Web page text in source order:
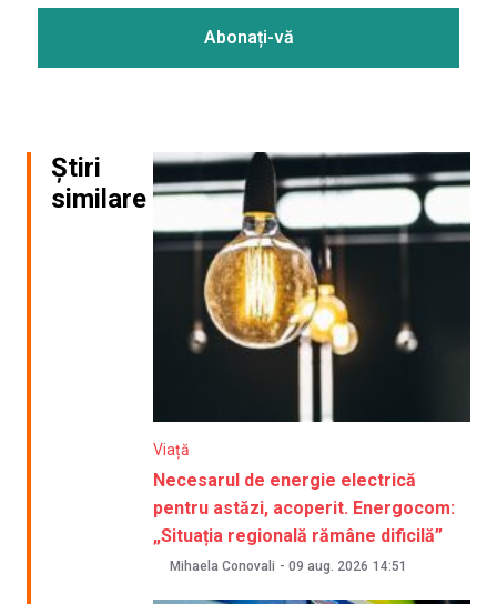
Știri
similare
Viață
Necesarul de energie electrică
pentru astăzi, acoperit. Energocom:
„Situația regională rămâne dificilă”
Mihaela Conovali - 09 aug. 2026 14:51